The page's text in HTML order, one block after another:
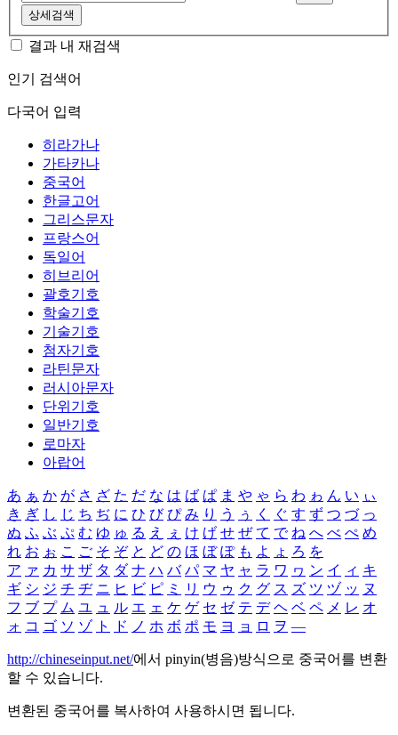
상세검색
결과 내 재검색
인기 검색어
다국어 입력
히라가나
가타카나
중국어
한글고어
그리스문자
프랑스어
독일어
히브리어
괄호기호
학술기호
기술기호
첨자기호
라틴문자
러시아문자
단위기호
일반기호
로마자
아랍어
あ ぁ か が さ ざ た だ な は ば ぱ ま や ゃ ら わ ゎ ん い ぃ
き ぎ し じ ち ぢ に ひ び ぴ み り う ぅ く ぐ す ず つ づ っ
ぬ ふ ぶ ぷ む ゆ ゅ る え ぇ け げ せ ぜ て で ね へ べ ぺ め
れ お ぉ こ ご そ ぞ と ど の ほ ぼ ぽ も よ ょ ろ を
ア ァ カ サ ザ タ ダ ナ ハ バ パ マ ヤ ャ ラ ワ ヮ ン イ ィ キ
ギ シ ジ チ ヂ ニ ヒ ビ ピ ミ リ ウ ゥ ク グ ス ズ ツ ヅ ッ ヌ
フ ブ プ ム ユ ュ ル エ ェ ケ ゲ セ ゼ テ デ ヘ ベ ペ メ レ オ
ォ コ ゴ ソ ゾ ト ド ノ ホ ボ ポ モ ヨ ョ ロ ヲ ―
http://chineseinput.net/에서 pinyin(병음)방식으로 중국어를 변환
할 수 있습니다.
변환된 중국어를 복사하여 사용하시면 됩니다.